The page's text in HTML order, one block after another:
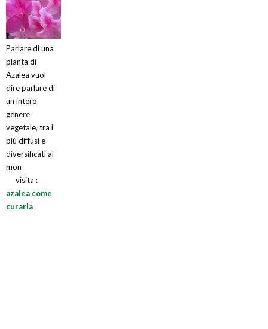
Parlare di una
pianta di
Azalea vuol
dire parlare di
un intero
genere
vegetale, tra i
più diffusi e
diversificati al
mon
visita :
azalea come
curarla